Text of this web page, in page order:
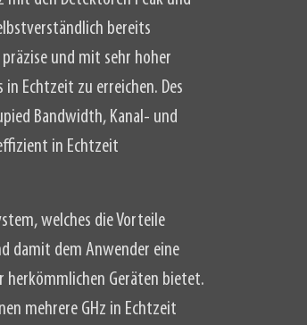
bereits
und mit sehr hoher
Echtzeit zu erreichen. Des
Bandwidth, Kanal- und
in Echtzeit
welches die Vorteile
damit dem Anwender eine
herkömmlichen Geräten bietet.
mehrere GHz in Echtzeit